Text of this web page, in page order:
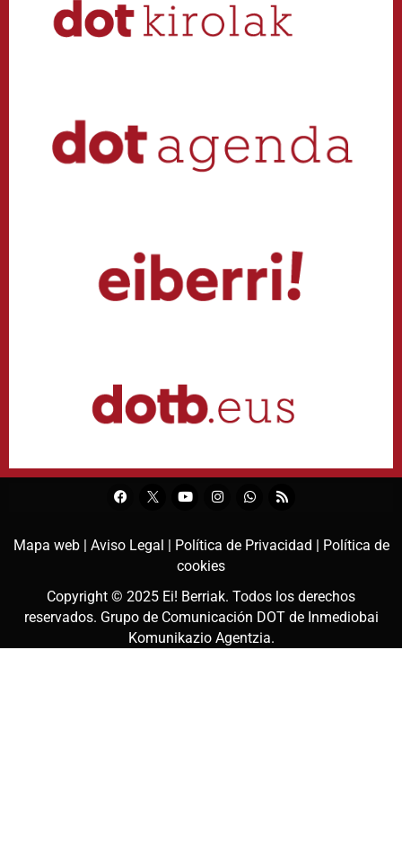
Mapa web | Aviso Legal | Política de Privacidad | Política de
cookies
Copyright © 2025 Ei! Berriak. Todos los derechos
reservados. Grupo de Comunicación DOT de Inmediobai
Komunikazio Agentzia.